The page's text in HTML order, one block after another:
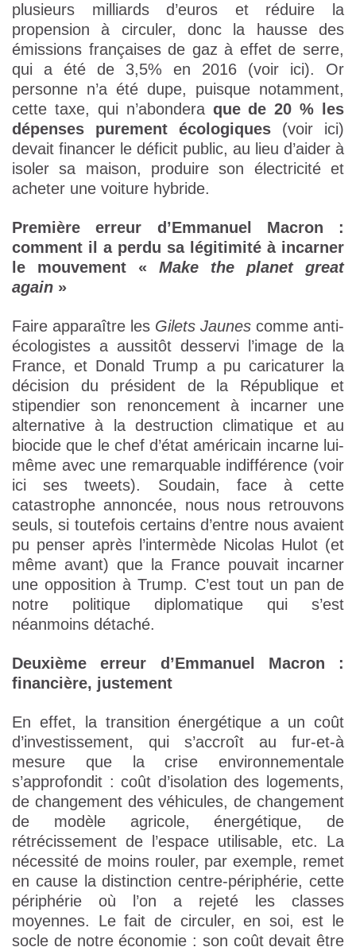
plusieurs milliards d’euros et réduire la
propension à circuler, donc la hausse des
émissions françaises de gaz à effet de serre,
qui a été de 3,5% en 2016 (voir ici). Or
personne n’a été dupe, puisque notamment,
cette taxe, qui n’abondera que de 20 % les
dépenses purement écologiques (voir ici)
devait financer le déficit public, au lieu d’aider à
isoler sa maison, produire son électricité et
acheter une voiture hybride.
Première erreur d’Emmanuel Macron :
comment il a perdu sa légitimité à incarner
le mouvement « Make the planet great
again »
Faire apparaître les Gilets Jaunes comme anti-
écologistes a aussitôt desservi l’image de la
France, et Donald Trump a pu caricaturer la
décision du président de la République et
stipendier son renoncement à incarner une
alternative à la destruction climatique et au
biocide que le chef d’état américain incarne lui-
même avec une remarquable indifférence (voir
ici ses tweets). Soudain, face à cette
catastrophe annoncée, nous nous retrouvons
seuls, si toutefois certains d’entre nous avaient
pu penser après l’intermède Nicolas Hulot (et
même avant) que la France pouvait incarner
une opposition à Trump. C’est tout un pan de
notre politique diplomatique qui s’est
néanmoins détaché.
Deuxième erreur d’Emmanuel Macron :
financière, justement
En effet, la transition énergétique a un coût
d’investissement, qui s’accroît au fur-et-à
mesure que la crise environnementale
s’approfondit : coût d’isolation des logements,
de changement des véhicules, de changement
de modèle agricole, énergétique, de
rétrécissement de l’espace utilisable, etc. La
nécessité de moins rouler, par exemple, remet
en cause la distinction centre-périphérie, cette
périphérie où l’on a rejeté les classes
moyennes. Le fait de circuler, en soi, est le
socle de notre économie : son coût devait être